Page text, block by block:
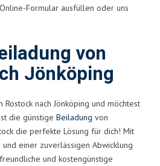
Formular ausfüllen oder uns
von
Jönköping
nach Jönköping und möchtest
die günstige Beiladung von
die perfekte Lösung für dich! Mit
einer zuverlässigen Abwicklung
und kostengünstige